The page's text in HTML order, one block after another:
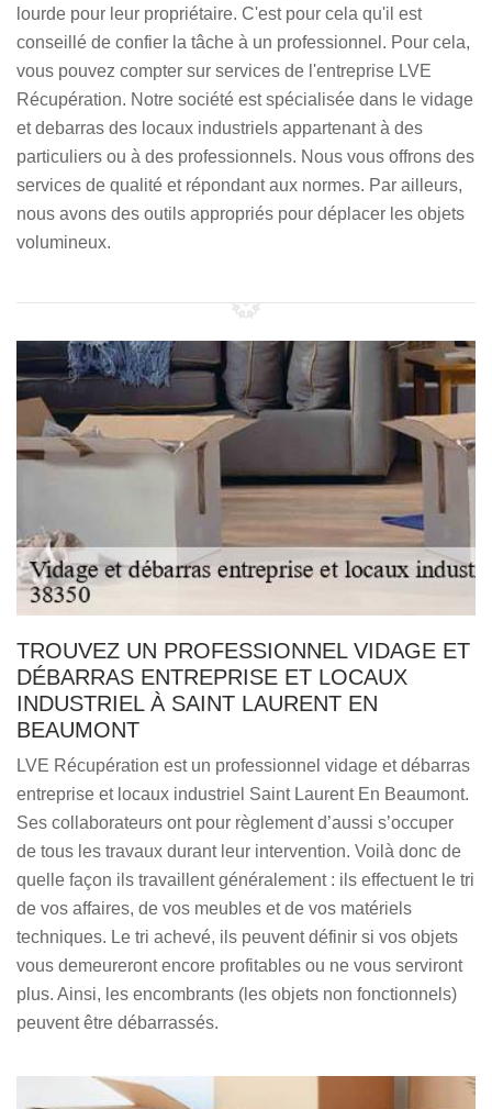
lourde pour leur propriétaire. C'est pour cela qu'il est
conseillé de confier la tâche à un professionnel. Pour cela,
vous pouvez compter sur services de l'entreprise LVE
Récupération. Notre société est spécialisée dans le vidage
et debarras des locaux industriels appartenant à des
particuliers ou à des professionnels. Nous vous offrons des
services de qualité et répondant aux normes. Par ailleurs,
nous avons des outils appropriés pour déplacer les objets
volumineux.
TROUVEZ UN PROFESSIONNEL VIDAGE ET
DÉBARRAS ENTREPRISE ET LOCAUX
INDUSTRIEL À SAINT LAURENT EN
BEAUMONT
LVE Récupération est un professionnel vidage et débarras
entreprise et locaux industriel Saint Laurent En Beaumont.
Ses collaborateurs ont pour règlement d’aussi s’occuper
de tous les travaux durant leur intervention. Voilà donc de
quelle façon ils travaillent généralement : ils effectuent le tri
de vos affaires, de vos meubles et de vos matériels
techniques. Le tri achevé, ils peuvent définir si vos objets
vous demeureront encore profitables ou ne vous serviront
plus. Ainsi, les encombrants (les objets non fonctionnels)
peuvent être débarrassés.